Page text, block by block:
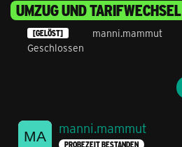
UMZUG UND TARIFWECHSEL
[GELÖST] manni.mammut
Geschlossen
manni.mammut
PROBEZEIT BESTANDEN